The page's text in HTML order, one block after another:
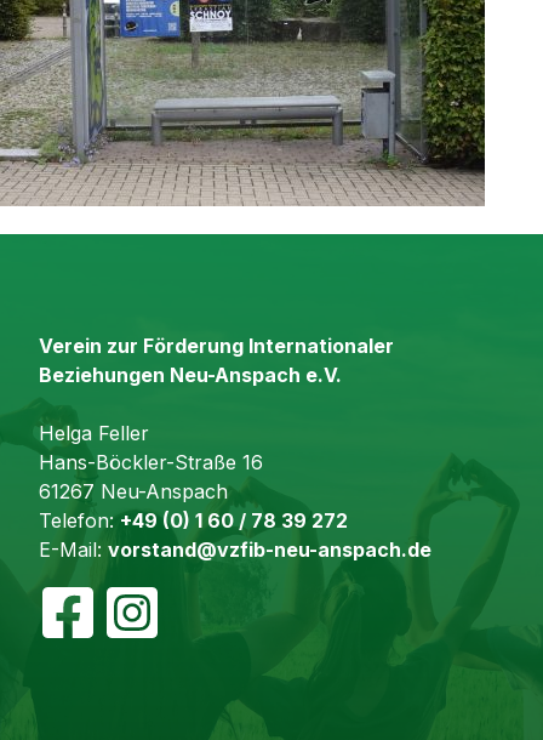
Verein zur Förderung Internationaler
Beziehungen Neu-Anspach e.V.
Helga Feller
Hans-Böckler-Straße 16
61267 Neu-Anspach
Telefon: +49 (0) 1 60 / 78 39 272
E-Mail: vorstand@vzfib-neu-anspach.de